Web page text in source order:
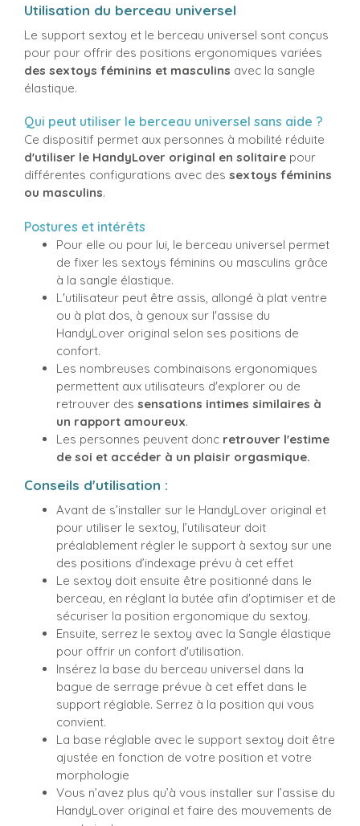
Utilisation du berceau universel
Le support sextoy et le berceau universel sont conçus
pour pour offrir des positions ergonomiques variées
des sextoys féminins et masculins avec la sangle
élastique.
Qui peut utiliser le berceau universel sans aide ?
Ce dispositif permet aux personnes à mobilité réduite
d'utiliser le HandyLover original en solitaire pour
différentes configurations avec des sextoys féminins
ou masculins.
Postures et intérêts
Pour elle ou pour lui, le berceau universel permet
de fixer les sextoys féminins ou masculins grâce
à la sangle élastique.
L'utilisateur peut être assis, allongé à plat ventre
ou à plat dos, à genoux sur l'assise du
HandyLover original selon ses positions de
confort.
Les nombreuses combinaisons ergonomiques
permettent aux utilisateurs d'explorer ou de
retrouver des sensations intimes similaires à
un rapport amoureux.
Les personnes peuvent donc retrouver l'estime
de soi et accéder à un plaisir orgasmique.
Conseils d'utilisation :
Avant de s’installer sur le HandyLover original et
pour utiliser le sextoy, l’utilisateur doit
préalablement régler le support à sextoy sur une
des positions d’indexage prévu à cet effet
Le sextoy doit ensuite être positionné dans le
berceau, en réglant la butée afin d'optimiser et de
sécuriser la position ergonomique du sextoy.
Ensuite, serrez le sextoy avec la Sangle élastique
pour offrir un confort d'utilisation.
Insérez la base du berceau universel dans la
bague de serrage prévue à cet effet dans le
support réglable. Serrez à la position qui vous
convient.
La base réglable avec le support sextoy doit être
ajustée en fonction de votre position et votre
morphologie
Vous n’avez plus qu’à vous installer sur l’assise du
HandyLover original et faire des mouvements de